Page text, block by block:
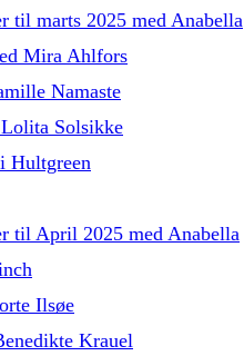
til marts 2025 med Anabella
Mira Ahlfors
Namaste
Solsikke
Hultgreen
til April 2025 med Anabella
Ilsøe
Krauel